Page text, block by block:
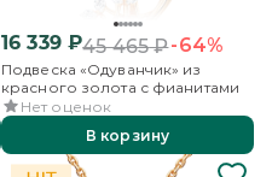
16 339₽45 465₽-64%
Подвеска «Одуванчик» из
красного золота с фианитами
Нет оценок
В корзину